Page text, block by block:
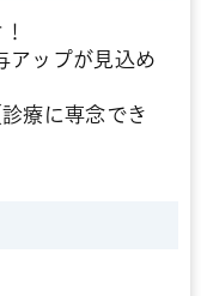
アップが見込め
療に専念でき